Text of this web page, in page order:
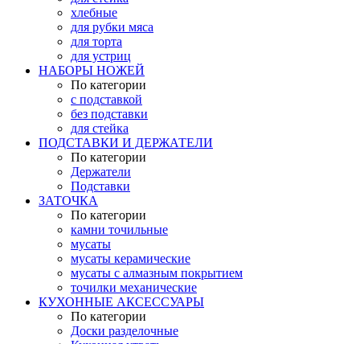
хлебные
для рубки мяса
для торта
для устриц
НАБОРЫ НОЖЕЙ
По категории
с подставкой
без подставки
для стейка
ПОДСТАВКИ И ДЕРЖАТЕЛИ
По категории
Держатели
Подставки
ЗАТОЧКА
По категории
камни точильные
мусаты
мусаты керамические
мусаты с алмазным покрытием
точилки механические
КУХОННЫЕ АКСЕССУАРЫ
По категории
Доски разделочные